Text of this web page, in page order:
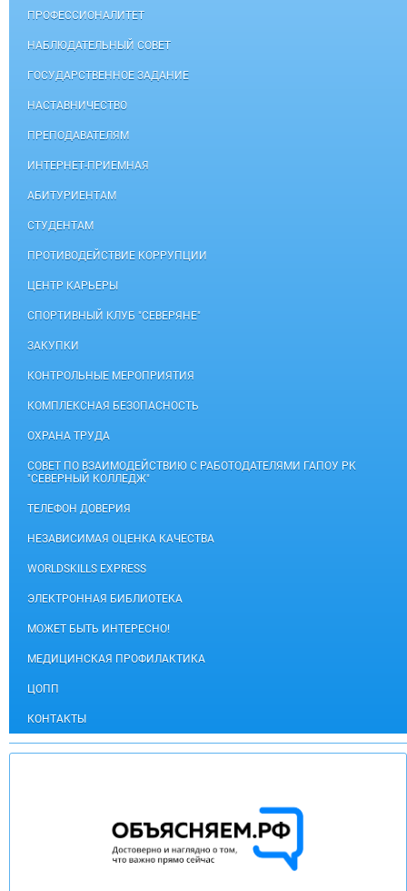
ПРОФЕССИОНАЛИТЕТ
НАБЛЮДАТЕЛЬНЫЙ СОВЕТ
ГОСУДАРСТВЕННОЕ ЗАДАНИЕ
НАСТАВНИЧЕСТВО
ПРЕПОДАВАТЕЛЯМ
ИНТЕРНЕТ-ПРИЕМНАЯ
АБИТУРИЕНТАМ
СТУДЕНТАМ
ПРОТИВОДЕЙСТВИЕ КОРРУПЦИИ
ЦЕНТР КАРЬЕРЫ
СПОРТИВНЫЙ КЛУБ "СЕВЕРЯНЕ"
ЗАКУПКИ
КОНТРОЛЬНЫЕ МЕРОПРИЯТИЯ
КОМПЛЕКСНАЯ БЕЗОПАСНОСТЬ
ОХРАНА ТРУДА
СОВЕТ ПО ВЗАИМОДЕЙСТВИЮ С РАБОТОДАТЕЛЯМИ ГАПОУ РК
"СЕВЕРНЫЙ КОЛЛЕДЖ"
ТЕЛЕФОН ДОВЕРИЯ
НЕЗАВИСИМАЯ ОЦЕНКА КАЧЕСТВА
WORLDSKILLS EXPRESS
ЭЛЕКТРОННАЯ БИБЛИОТЕКА
МОЖЕТ БЫТЬ ИНТЕРЕСНО!
МЕДИЦИНСКАЯ ПРОФИЛАКТИКА
ЦОПП
КОНТАКТЫ